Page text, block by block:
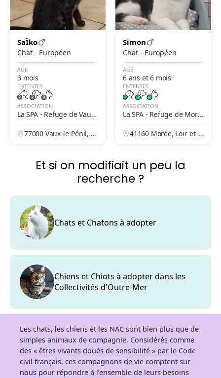
SaÏko
Chat - Européen
AGE
3 mois
ENTENTES
ASSOCIATION
La SPA - Refuge de Vaux-
Le-Penil
77000 Vaux-le-Pénil, S
Simon
Chat - Européen
AGE
6 ans et 6 mois
ENTENTES
ASSOCIATION
La SPA - Refuge de Moré
e – Jean Leriche
41160 Morée, Loir-et-C
Et si on modifiait un peu la
recherche ?
Chats et Chatons à adopter
Chiens et Chiots à adopter dans les
Collectivités d'Outre-Mer
Les chats, les chiens et les NAC sont bien plus que de
simples animaux de compagnie. Considérés comme
des « êtres vivants doués de sensibilité » par le Code
civil français, ces compagnons de vie comptent sur
nous pour répondre à l’ensemble de leurs besoins